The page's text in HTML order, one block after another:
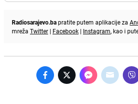
Radiosarajevo.bapratite putem aplikacije za
mreža Twitter | Facebook | Instagram, kao i